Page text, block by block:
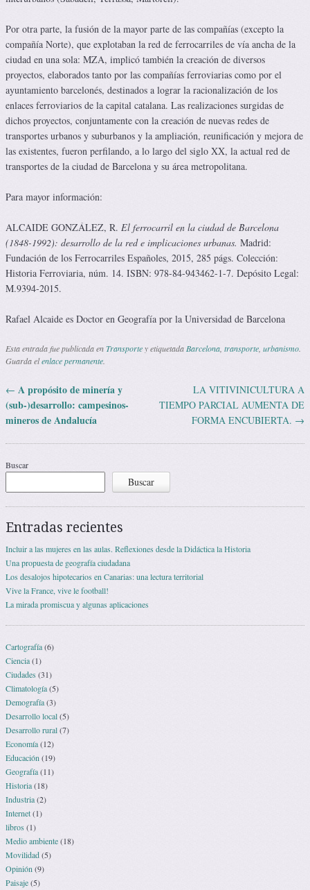
Por otra parte, la fusión de la mayor parte de las compañías (excepto la
compañía Norte), que explotaban la red de ferrocarriles de vía ancha de la
ciudad en una sola: MZA, implicó también la creación de diversos
proyectos, elaborados tanto por las compañías ferroviarias como por el
ayuntamiento barcelonés, destinados a lograr la racionalización de los
enlaces ferroviarios de la capital catalana. Las realizaciones surgidas de
dichos proyectos, conjuntamente con la creación de nuevas redes de
transportes urbanos y suburbanos y la ampliación, reunificación y mejora de
las existentes, fueron perfilando, a lo largo del siglo XX, la actual red de
transportes de la ciudad de Barcelona y su área metropolitana.
Para mayor información:
ALCAIDE GONZÁLEZ, R. El ferrocarril en la ciudad de Barcelona
(1848-1992): desarrollo de la red e implicaciones urbanas. Madrid:
Fundación de los Ferrocarriles Españoles, 2015, 285 págs. Colección:
Historia Ferroviaria, núm. 14. ISBN: 978-84-943462-1-7. Depósito Legal:
M.9394-2015.
Rafael Alcaide es Doctor en Geografía por la Universidad de Barcelona
Esta entrada fue publicada enTransportey etiquetadaBarcelona, transporte, urbanismo.
Guarda elenlace permanente.
Navegación de entradas
← A propósito de minería y
(sub-)desarrollo: campesinos-
mineros de Andalucía
LA VITIVINICULTURA A
TIEMPO PARCIAL AUMENTA DE
FORMA ENCUBIERTA. →
Buscar
Buscar
Entradas recientes
Incluir a las mujeres en las aulas. Reflexiones desde la Didáctica la Historia
Una propuesta de geografía ciudadana
Los desalojos hipotecarios en Canarias: una lectura territorial
Vive la France, vive le football!
La mirada promiscua y algunas aplicaciones
Cartografía(6)
Ciencia(1)
Ciudades (31)
Climatología(5)
Demografía(3)
Desarrollo local(5)
Desarrollo rural(7)
Economía(12)
Educación (19)
Geografía(11)
Historia(18)
Industria(2)
Internet(1)
libros (1)
Medio ambiente(18)
Movilidad(5)
Opinión (9)
Paisaje(5)